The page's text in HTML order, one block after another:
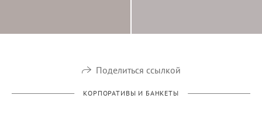
Поделиться ссылкой
КОРПОРАТИВЫ И БАНКЕТЫ